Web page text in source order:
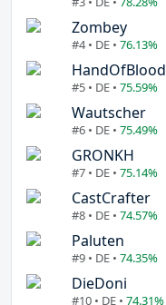
Zombey
#4 • DE • 76.13%
HandOfBlood
#5 • DE • 75.59%
Wautscher
#6 • DE • 75.49%
GRONKH
#7 • DE • 75.14%
CastCrafter
#8 • DE • 74.57%
Paluten
#9 • DE • 74.35%
DieDoni
#10 • DE • 74.31%